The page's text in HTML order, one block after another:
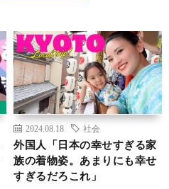
2024.08.18 社会
外国人「日本の幸せすぎる家
族の着物姿。あまりにも幸せ
すぎるだろこれ」